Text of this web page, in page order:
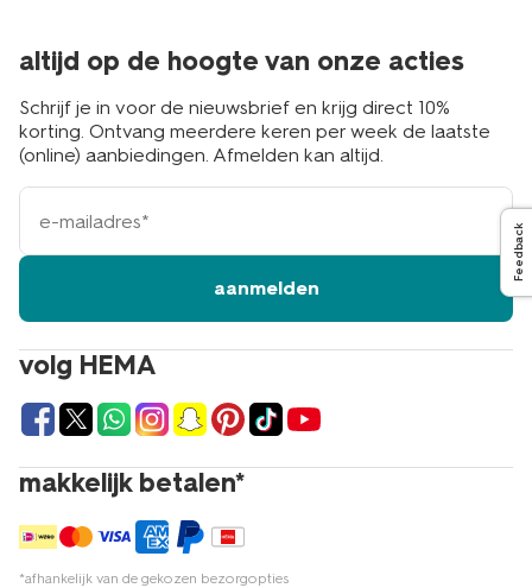
volg HEMA
makkelijk betalen*
*afhankelijk van de gekozen bezorgopties
altijd op de hoogte van onze acties
Schrijf je in voor de nieuwsbrief en krijg direct 10%
korting. Ontvang meerdere keren per week de laatste
(online) aanbiedingen. Afmelden kan altijd.
e-
mailadres
aanmelden
Feedback